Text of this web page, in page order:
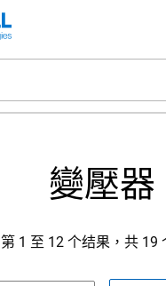
變壓器
第 1 至 12 个结果，共 19